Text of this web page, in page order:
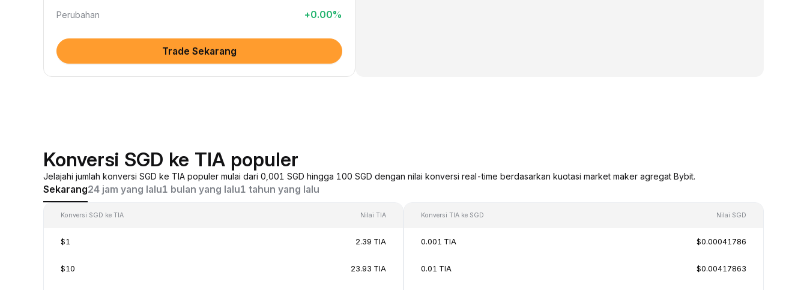
Perubahan +0.00%
Trade Sekarang
Konversi SGD ke TIA populer
Jelajahi jumlah konversi SGD ke TIA populer mulai dari 0,001 SGD hingga 100 SGD dengan nilai konversi real-time berdasarkan kuotasi market maker agregat Bybit.
Sekarang24 jam yang lalu1 bulan yang lalu1 tahun yang lalu
Konversi SGD ke TIA Nilai TIA
$1 2.39 TIA
$10 23.93 TIA
Konversi TIA ke SGD Nilai SGD
0.001 TIA $0.00041786
0.01 TIA $0.00417863